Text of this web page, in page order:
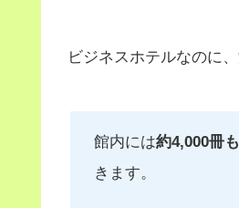
ビジネスホテルなのに
館内には約4,000冊
きます。